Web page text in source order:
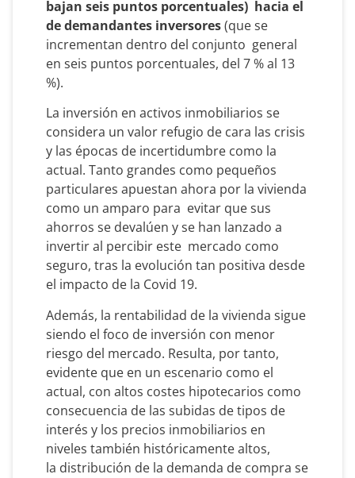
bajan seis puntos porcentuales) hacia el
de demandantes inversores(que se
incrementan dentro del conjunto general
en seis puntos porcentuales, del 7 % al 13
%).
La inversión en activos inmobiliarios se
considera un valor refugio de cara las crisis
y las épocas de incertidumbre como la
actual. Tanto grandes como pequeños
particulares apuestan ahora por la vivienda
como un amparo para evitar que sus
ahorros se devalúen y se han lanzado a
invertir al percibir este mercado como
seguro, tras la evolución tan positiva desde
el impacto de la Covid 19.
Además, la rentabilidad de la vivienda sigue
siendo el foco de inversión con menor
riesgo del mercado. Resulta, por tanto,
evidente que en un escenario como el
actual, con altos costes hipotecarios como
consecuencia de las subidas de tipos de
interés y los precios inmobiliarios en
niveles también históricamente altos,
la distribución de la demanda de compra se